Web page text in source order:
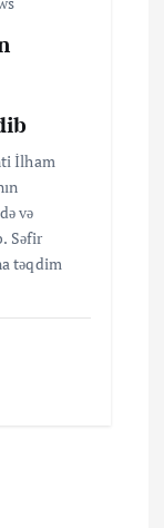
İlham
və
Səfir
təqdim